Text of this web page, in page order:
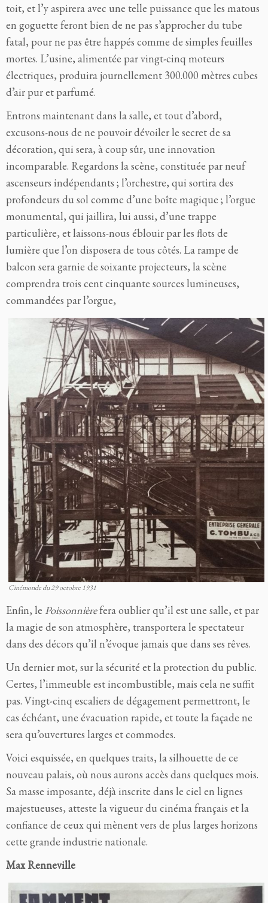
toit, et l’y aspirera avec une telle puissance que les matous
en goguette feront bien de ne pas s’approcher du tube
fatal, pour ne pas être happés comme de simples feuilles
mortes. L’usine, alimentée par vingt-cinq moteurs
électriques, produira journellement 300.000 mètres cubes
d’air pur et parfumé.
Entrons maintenant dans la salle, et tout d’abord,
excusons-nous de ne pouvoir dévoiler le secret de sa
décoration, qui sera, à coup sûr, une innovation
incomparable. Regardons la scène, constituée par neuf
ascenseurs indépendants ; l’orchestre, qui sortira des
profondeurs du sol comme d’une boîte magique ; l’orgue
monumental, qui jaillira, lui aussi, d’une trappe
particulière, et laissons-nous éblouir par les flots de
lumière que l’on disposera de tous côtés. La rampe de
balcon sera garnie de soixante projecteurs, la scène
comprendra trois cent cinquante sources lumineuses,
commandées par l’orgue,
Cinémonde du 29 octobre 1931
Enfin, le Poissonnièrefera oublier qu’il est une salle, et par
la magie de son atmosphère, transportera le spectateur
dans des décors qu’il n’évoque jamais que dans ses rêves.
Un dernier mot, sur la sécurité et la protection du public.
Certes, l’immeuble est incombustible, mais cela ne suffit
pas. Vingt-cinq escaliers de dégagement permettront, le
cas échéant, une évacuation rapide, et toute la façade ne
sera qu’ouvertures larges et commodes.
Voici esquissée, en quelques traits, la silhouette de ce
nouveau palais, où nous aurons accès dans quelques mois.
Sa masse imposante, déjà inscrite dans le ciel en lignes
majestueuses, atteste la vigueur du cinéma français et la
confiance de ceux qui mènent vers de plus larges horizons
cette grande industrie nationale.
Max Renneville